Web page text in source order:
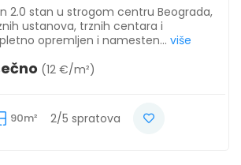
2.0 stan u strogom centru Beograda,
ustanova, trznih centara i
opremljen i namesten... više
(12 €/m²)
90m² 2/5 spratova